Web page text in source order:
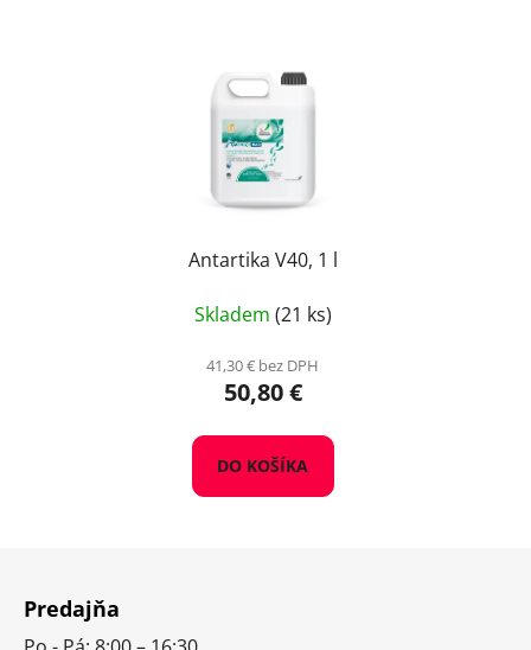
Antartika V40, 1 l
Skladem (21 ks)
41,30 € bez DPH
50,80 €
DO KOŠÍKA
Predajňa